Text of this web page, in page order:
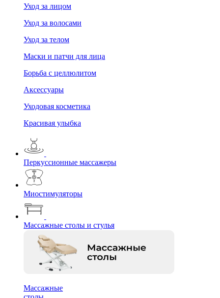
Уход за лицом
Уход за волосами
Уход за телом
Маски и патчи для лица
Борьба с целлюлитом
Аксессуары
Уходовая косметика
Красивая улыбка
Перкуссионные массажеры
Миостимуляторы
Массажные столы и стулья
Массажные